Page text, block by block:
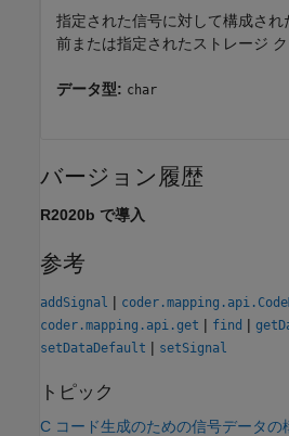
指定された信号に対して構成さ
前または指定されたストレージ ク
データ型: char
バージョン履歴
R2020b で導入
参考
addSignal |
coder.mapping.api.get | find |
setDataDefault | setSignal
トピック
C コード生成のための信号データの